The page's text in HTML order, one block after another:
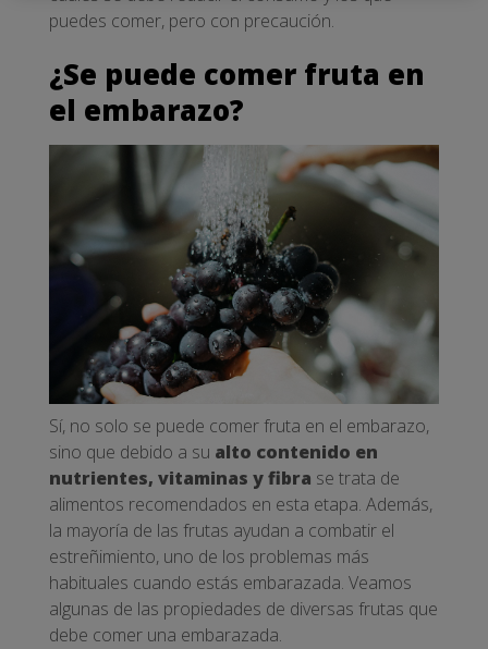
puedes comer, pero con precaución.
¿Se puede comer fruta en
el embarazo?
Sí, no solo se puede comer fruta en el embarazo,
sino que debido a su alto contenido en
nutrientes, vitaminas y fibra se trata de
alimentos recomendados en esta etapa. Además,
la mayoría de las frutas ayudan a combatir el
estreñimiento, uno de los problemas más
habituales cuando estás embarazada. Veamos
algunas de las propiedades de diversas frutas que
debe comer una embarazada.